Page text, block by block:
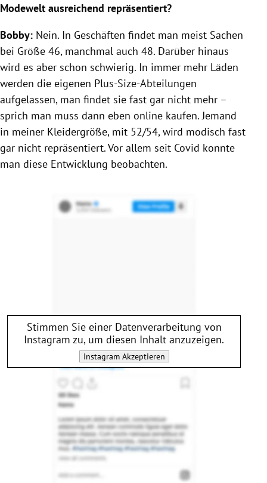
Modewelt ausreichend repräsentiert?
Bobby: Nein. In Geschäften findet man meist Sachen
bei Größe 46, manchmal auch 48. Darüber hinaus
wird es aber schon schwierig. In immer mehr Läden
werden die eigenen Plus-Size-Abteilungen
aufgelassen, man findet sie fast gar nicht mehr –
sprich man muss dann eben online kaufen. Jemand
in meiner Kleidergröße, mit 52/54, wird modisch fast
gar nicht repräsentiert. Vor allem seit Covid konnte
man diese Entwicklung beobachten.
Stimmen Sie einer Datenverarbeitung von
Instagram zu, um diesen Inhalt anzuzeigen.
InstagramAkzeptieren